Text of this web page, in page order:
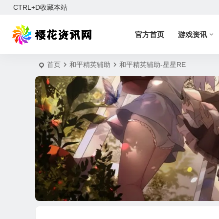
CTRL+D收藏本站
官方首页 游戏资讯
首页 和平精英辅助 和平精英辅助-星星RE